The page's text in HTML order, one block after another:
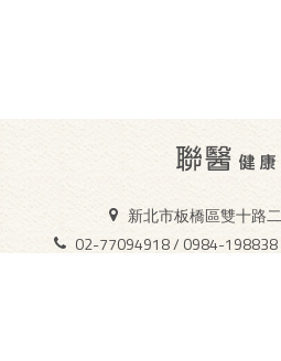
新北市板橋區雙十路
02-77094918 / 0984-198838